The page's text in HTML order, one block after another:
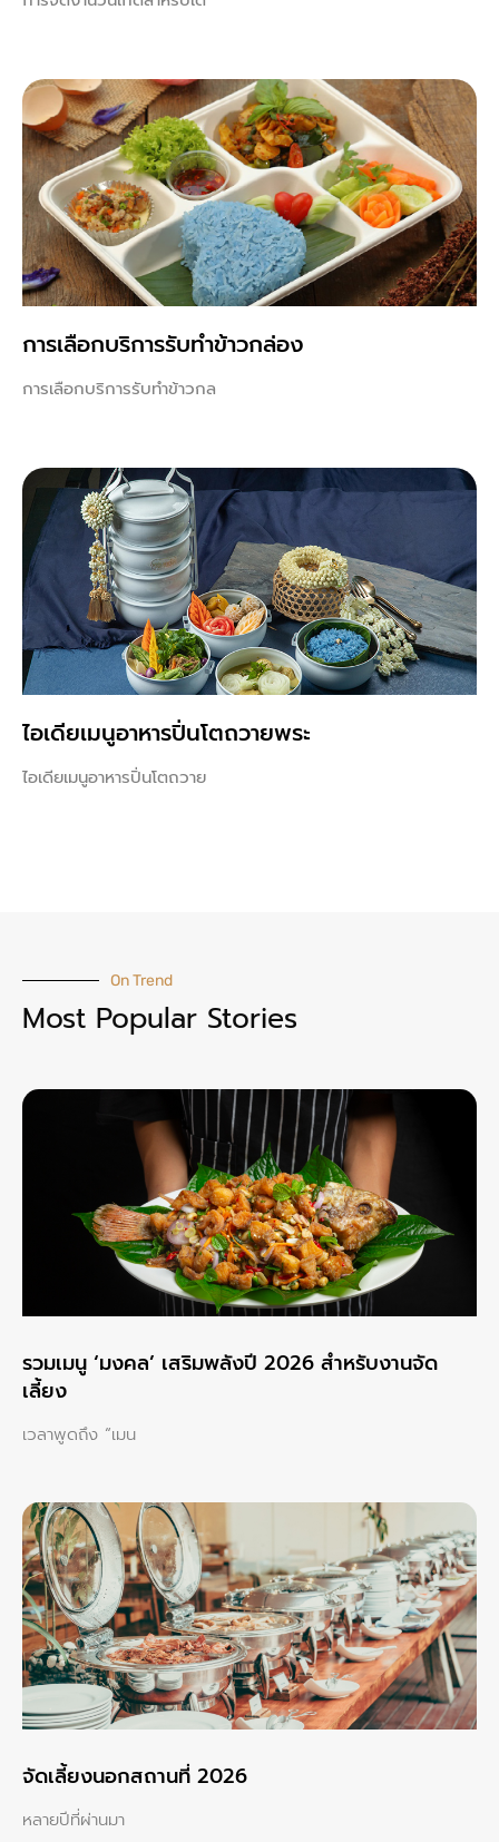
การเลือกบริการรับทำข้าวกล่อง
การเลือกบริการรับทำข้าวกล
ไอเดียเมนูอาหารปิ่นโตถวายพระ
ไอเดียเมนูอาหารปิ่นโตถวาย
On Trend
Most Popular Stories
รวมเมนู ‘มงคล’ เสริมพลังปี 2026 สำหรับงานจัด
เลี้ยง
เวลาพูดถึง “เมน
จัดเลี้ยงนอกสถานที่ 2026
หลายปีที่ผ่านมา